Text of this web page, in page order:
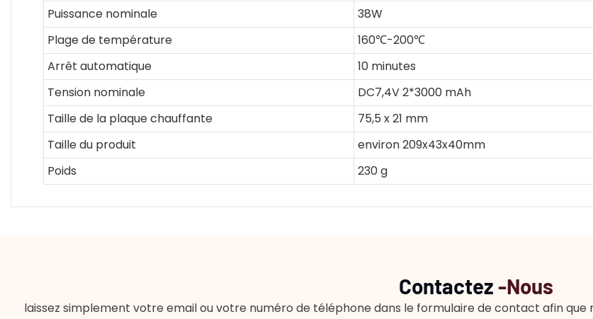
Puissance nominale
38W
Plage de température
160℃-200℃
Arrêt automatique
10 minutes
Tension nominale
DC7,4V 2*3000 mAh
Taille de la plaque chauffante
75,5 x 21 mm
Taille du produit
environ 209x43x40mm
Poids
230 g
Contactez-nous
laissez simplement votre email ou votre numéro de téléphone dans le formulaire de contact afin que